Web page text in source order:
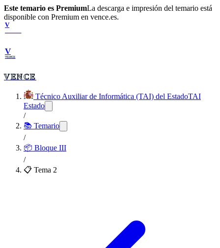
Este temario es PremiumLa descarga e impresión del temario está
disponible con Premium en vence.es.
V
V
VENCE
VENCE
Técnico Auxiliar de Informática (TAI) del EstadoTAI
Estado
/
📚 Temario
/
📦 Bloque III
/
📋 Tema 2